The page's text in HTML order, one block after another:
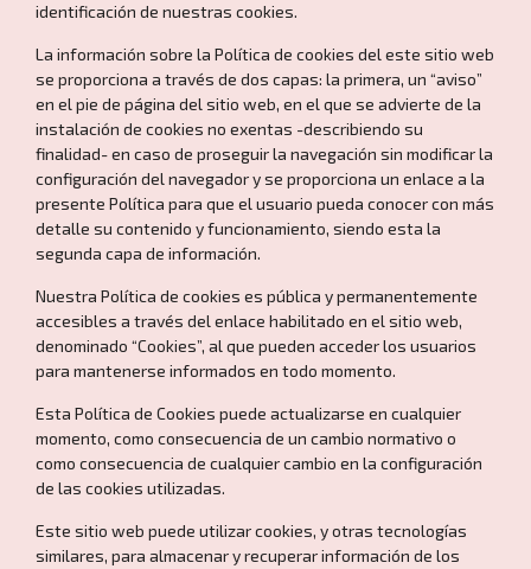
identificación de nuestras cookies.
La información sobre la Política de cookies del este sitio web
se proporciona a través de dos capas: la primera, un “aviso”
en el pie de página del sitio web, en el que se advierte de la
instalación de cookies no exentas -describiendo su
finalidad- en caso de proseguir la navegación sin modificar la
configuración del navegador y se proporciona un enlace a la
presente Política para que el usuario pueda conocer con más
detalle su contenido y funcionamiento, siendo esta la
segunda capa de información.
Nuestra Política de cookies es pública y permanentemente
accesibles a través del enlace habilitado en el sitio web,
denominado “Cookies”, al que pueden acceder los usuarios
para mantenerse informados en todo momento.
Esta Política de Cookies puede actualizarse en cualquier
momento, como consecuencia de un cambio normativo o
como consecuencia de cualquier cambio en la configuración
de las cookies utilizadas.
Este sitio web puede utilizar cookies, y otras tecnologías
similares, para almacenar y recuperar información de los